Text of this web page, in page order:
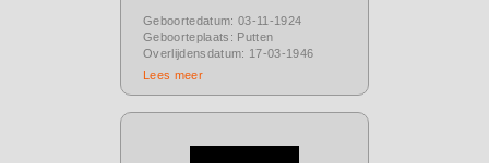
Geboortedatum: 03-11-1924
Geboorteplaats: Putten
Overlijdensdatum: 17-03-1946
Lees meer